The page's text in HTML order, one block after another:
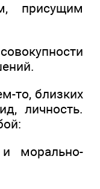
присущим
то, близких
личность.
и морально-